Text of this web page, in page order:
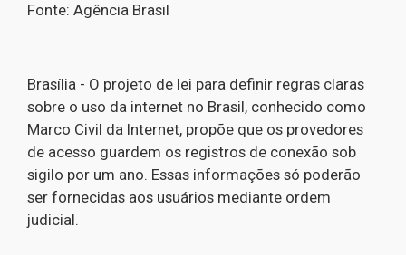
Fonte: Agência Brasil
Brasília - O projeto de lei para definir regras claras
sobre o uso da internet no Brasil, conhecido como
Marco Civil da Internet, propõe que os provedores
de acesso guardem os registros de conexão sob
sigilo por um ano. Essas informações só poderão
ser fornecidas aos usuários mediante ordem
judicial.